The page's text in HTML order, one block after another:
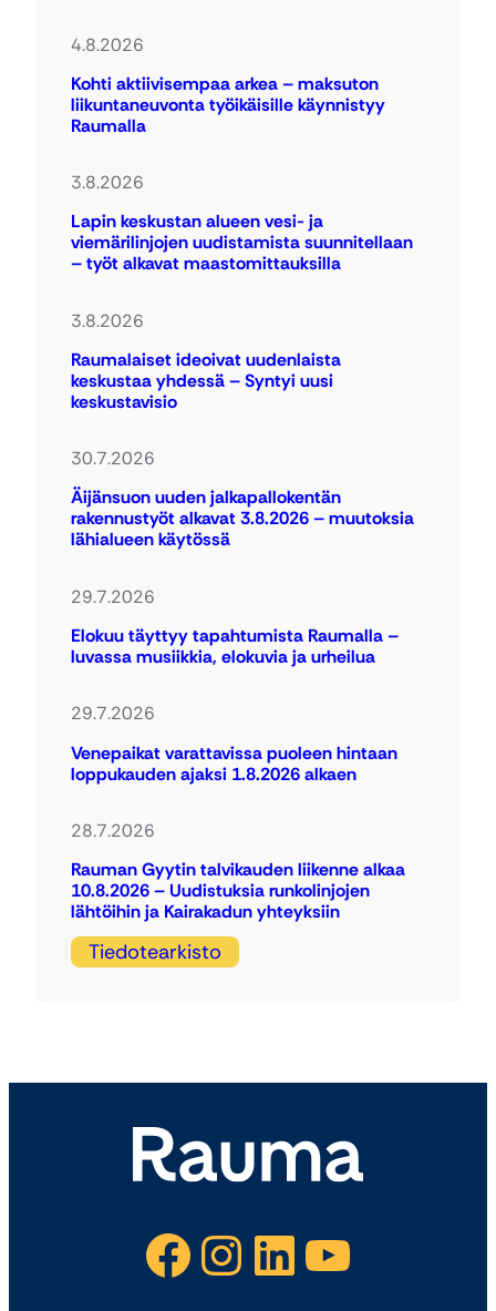
4.8.2026
Kohti aktiivisempaa arkea – maksuton
liikuntaneuvonta työikäisille käynnistyy
Raumalla
3.8.2026
Lapin keskustan alueen vesi- ja
viemärilinjojen uudistamista suunnitellaan
– työt alkavat maastomittauksilla
3.8.2026
Raumalaiset ideoivat uudenlaista
keskustaa yhdessä – Syntyi uusi
keskustavisio
30.7.2026
Äijänsuon uuden jalkapallokentän
rakennustyöt alkavat 3.8.2026 – muutoksia
lähialueen käytössä
29.7.2026
Elokuu täyttyy tapahtumista Raumalla –
luvassa musiikkia, elokuvia ja urheilua
29.7.2026
Venepaikat varattavissa puoleen hintaan
loppukauden ajaksi 1.8.2026 alkaen
28.7.2026
Rauman Gyytin talvikauden liikenne alkaa
10.8.2026 – Uudistuksia runkolinjojen
lähtöihin ja Kairakadun yhteyksiin
Tiedotearkisto
Facebook Instagram LinkedIn YouTube